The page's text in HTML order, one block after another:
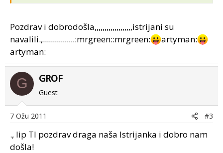
Pozdrav i dobrodošla,,,,,,,,,,,,,,,,,,,istrijani su
navalili.,................:mrgreen::mrgreen:
artyman:
artyman:
G GROF
Guest
7 Ožu 2011 #3
., lip TI pozdrav draga naša Istrijanka i dobro nam
došla!